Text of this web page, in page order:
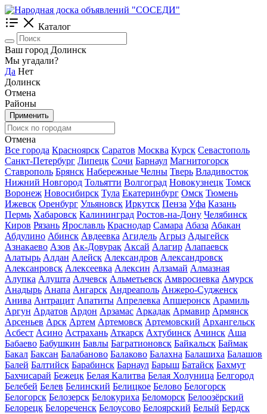
Каталог
Ваш город Долинск
Мы угадали?
Да Нет
Долинск
Отмена
Районы
Применить
Отмена
Все города Красноярск Саратов Москва Курск Севастополь
Санкт-Петербург Липецк Сочи Барнаул Магнитогорск
Ставрополь Брянск Набережные Челны Тверь Владивосток
Нижний Новгород Тольятти Волгоград Новокузнецк Томск
Воронеж Новосибирск Тула Екатеринбург Омск Тюмень
Ижевск Оренбург Ульяновск Иркутск Пенза Уфа Казань
Пермь Хабаровск Калининград Ростов-на-Дону Челябинск
Киров Рязань Ярославль Краснодар Самара Абаза Абакан
Абдулино Абинск Авдеевка Агидель Агрыз Адыгейск
Азнакаево Азов Ак-Довурак Аксай Алагир Алапаевск
Алатырь Алдан Алейск Александров Александровск
Алексанровск Алексеевка Алексин Алзамай Алмазная
Алупка Алушта Алчевск Альметьевск Амвросиевка Амурск
Анадырь Анапа Ангарск Андреаполь Анжеро-Судженск
Анива Антрацит Апатиты Апрелевка Апшеронск Арамиль
Аргун Ардатов Ардон Арзамас Аркадак Армавир Армянск
Арсеньев Арск Артем Артемовск Артемовский Архангельск
Асбест Асино Астрахань Аткарск Ахтубинск Ачинск Аша
Бабаево Бабушкин Бавлы Багратионовск Байкальск Баймак
Бакал Баксан Балабаново Балаково Балахна Балашиха Балашов
Балей Балтийск Барабинск Барнаул Барыш Батайск Бахмут
Бахчисарай Бежецк Белая Калитва Белая Холуница Белгород
Белебей Белев Белинский Белицкое Белово Белогорск
Белогорск Белозерск Белокуриха Беломорск Белоозёрский
Белорецк Белореченск Белоусово Белоярский Белый Бердск